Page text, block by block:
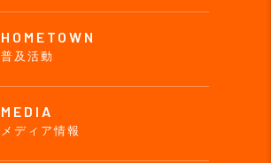
HOMETOWN
普及活動
MEDIA
メディア情報